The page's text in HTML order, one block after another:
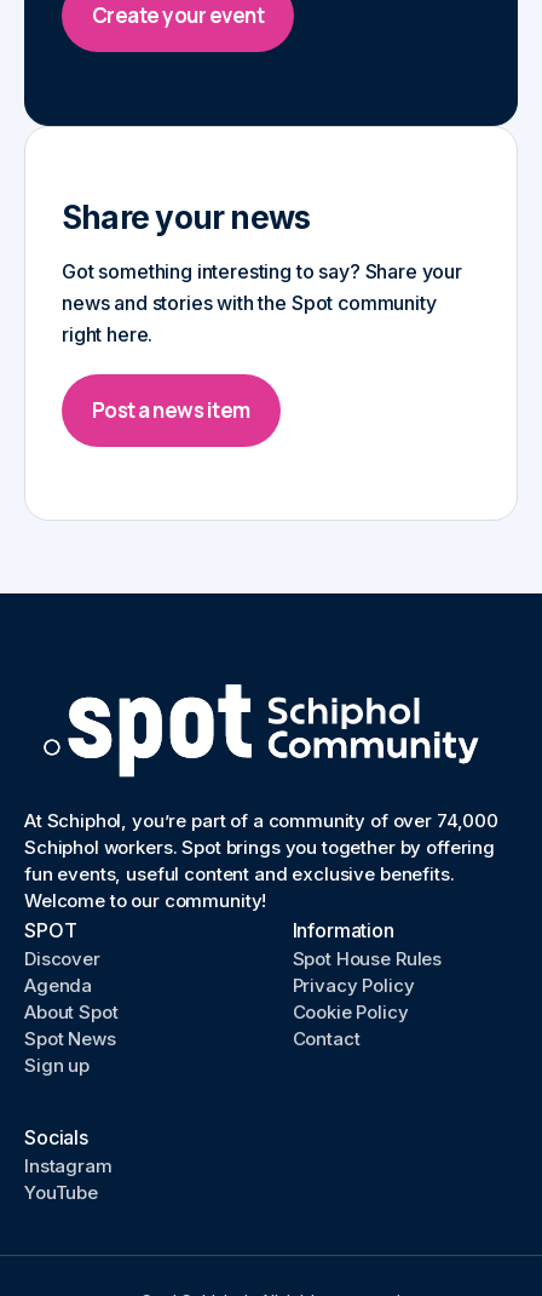
Create your event
Share your news
Got something interesting to say? Share your
news and stories with the Spot community
right here.
Post a news item
At Schiphol, you’re part of a community of over 74,000
Schiphol workers. Spot brings you together by offering
fun events, useful content and exclusive benefits.
Welcome to our community!
SPOT
Discover
Agenda
About Spot
Spot News
Sign up
Information
Spot House Rules
Privacy Policy
Cookie Policy
Contact
Socials
Instagram
YouTube